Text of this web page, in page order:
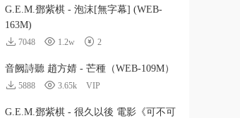
G.E.M.鄧紫棋 - 泡沫[無字幕] (WEB-
163M)
7048 1.2w 2
音阙詩聽 趙方婧 - 芒種（WEB-109M）
5888 3.65k VIP
G.E.M.鄧紫棋 - 很久以後 電影《可不可